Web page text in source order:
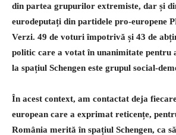
din partea grupurilor extremiste, dar și
eurodeputați din partidele pro-europene
Verzi. 49 de voturi împotrivă și 43 de
politic care a votat în unanimitate pentru
la spațiul Schengen este grupul social-
În acest context, am contactat deja
european care a exprimat reticențe,
România merită în spațiul Schengen, ca